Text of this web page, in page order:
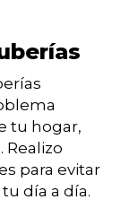
tu hogar,
Realizo
para evitar
día a día.